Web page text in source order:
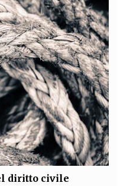
diritto civile